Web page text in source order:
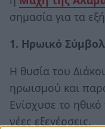
σημασία για τα
1. Ηρωικό
Η θυσία του
ηρωισμού και
Ενίσχυσε το
νέες εξεγέρσεις.